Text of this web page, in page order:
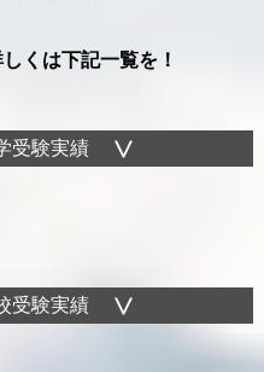
くは下記一覧を！
受験実績
受験実績